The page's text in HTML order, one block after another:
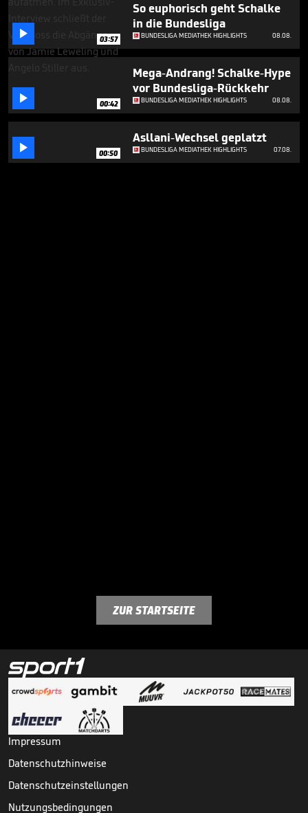
 03:57
So euphorisch geht Schalke
in die Bundesliga
BUNDESLIGA MEDIATHEK HIGHLIGHTS 08.08.
 00:42
Mega-Andrang! Schalke-Hype
vor Bundesliga-Rückkehr
BUNDESLIGA MEDIATHEK HIGHLIGHTS 08.08.
 00:50
Asllani-Wechsel geplatzt
BUNDESLIGA MEDIATHEK HIGHLIGHTS 07.08.
ZUR STARTSEITE
Impressum
Datenschutzhinweise
Datenschutzeinstellungen
Nutzungsbedingungen